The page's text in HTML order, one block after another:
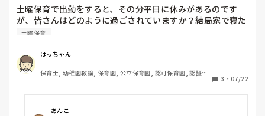
土曜保育で出勤をすると、その分平日に休みがあるのです
が、皆さんはどのように過ごされていますか？結局家で寝た
り病院へ行ったり、、としかできなくなってしまいました。
土曜保育
はっちゃん
保育士, 幼稚園教諭, 保育園, 公立保育園, 認可保育園, 認証・
3 ・ 07/22
あんこ